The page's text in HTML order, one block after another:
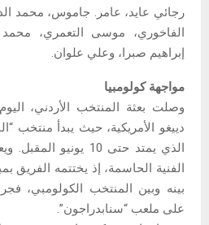
رجائي عايد، عامر. جاموس، محمد
الفاخوري، موسى التعمري،
إبراهيم صبرا، وعلي علوان.
مواجهة كولومبيا
وصلت بعثة المنتخب الأردني،
دييغو الأمريكية، حيث يبدأ منتخب
الذي يمتد حتى 10
الفنية الحاسمة، إذ يختتمه الفريق
على ملعب “سنابدراجون”.